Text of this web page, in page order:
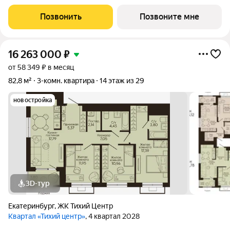
инфраструктуры. Соседство с главными
достопримечательностями, лучшими ресторанами и
Позвонить Позвоните мне
16 263 000 ₽
от 58 349 ₽ в месяц
82,8 м²
3-комн. квартира 14 этаж из 29
новостройка
3D-тур
Екатеринбург,ЖК Тихий Центр
Квартал «Тихий центр», 4 квартал 2028